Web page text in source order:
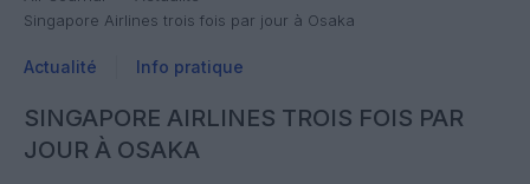
Singapore Airlines trois fois par jour à Osaka
Actualité Info pratique
SINGAPORE AIRLINES TROIS FOIS PAR
JOUR À OSAKA